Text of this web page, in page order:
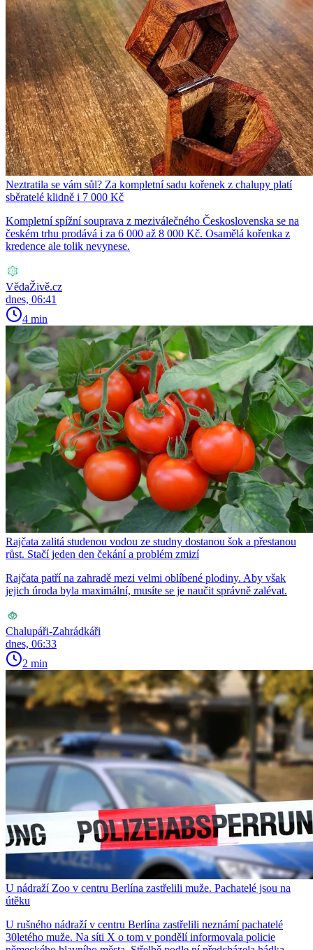
Neztratila se vám sůl? Za kompletní sadu kořenek z chalupy platí
sběratelé klidně i 7 000 Kč
Kompletní spížní souprava z meziválečného Československa se na
českém trhu prodává i za 6 000 až 8 000 Kč. Osamělá kořenka z
kredence ale tolik nevynese.
VědaŽivě.cz
dnes, 06:41
4 min
Rajčata zalitá studenou vodou ze studny dostanou šok a přestanou
růst. Stačí jeden den čekání a problém zmizí
Rajčata patří na zahradě mezi velmi oblíbené plodiny. Aby však
jejich úroda byla maximální, musíte se je naučit správně zalévat.
Chalupáři-Zahrádkáři
dnes, 06:33
2 min
U nádraží Zoo v centru Berlína zastřelili muže. Pachatelé jsou na
útěku
U rušného nádraží v centru Berlína zastřelili neznámí pachatelé
30letého muže. Na síti X o tom v pondělí informovala policie